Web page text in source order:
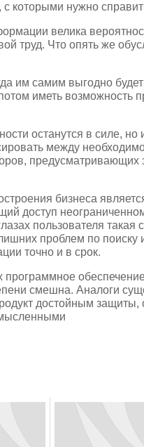
с которыми нужно
велика
труд. Что опять же
им самим выгодно будет
иметь возможность
останутся в силе, но
между
предусматривающих
бизнеса
доступ
пользователя такая
проблем по
точно и в срок.
смешна. Аналоги
достойным защиты,